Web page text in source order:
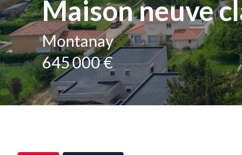
Maison neuve
Montanay
645 000 €